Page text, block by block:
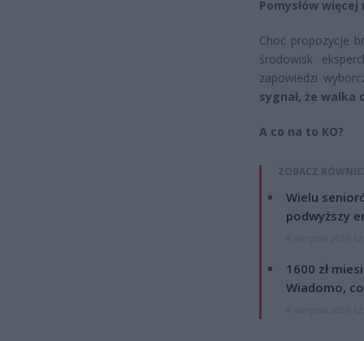
Pomysłów
Choć propozycje
środowisk
zapowiedzi
sygnał, że walka
A co na to KO?
ZOBACZ
Wielu
podwyższy
1600 zł
Wiadomo,